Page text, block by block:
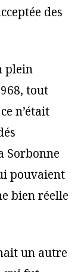
des
plein
tout
n’était
Sorbonne
pouvaient
bien réelle
un autre